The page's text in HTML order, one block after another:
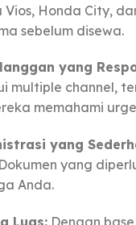
Vios, Honda City,
sebelum disewa.
yang
multiple channel,
memahami
yang
yang
Anda.